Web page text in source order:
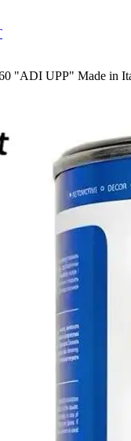
"ADI UPP" Made in